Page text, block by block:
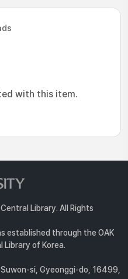
with this item.
Library. All Rights
established through the OAK
of Korea.
si, Gyeonggi-do, 16499,